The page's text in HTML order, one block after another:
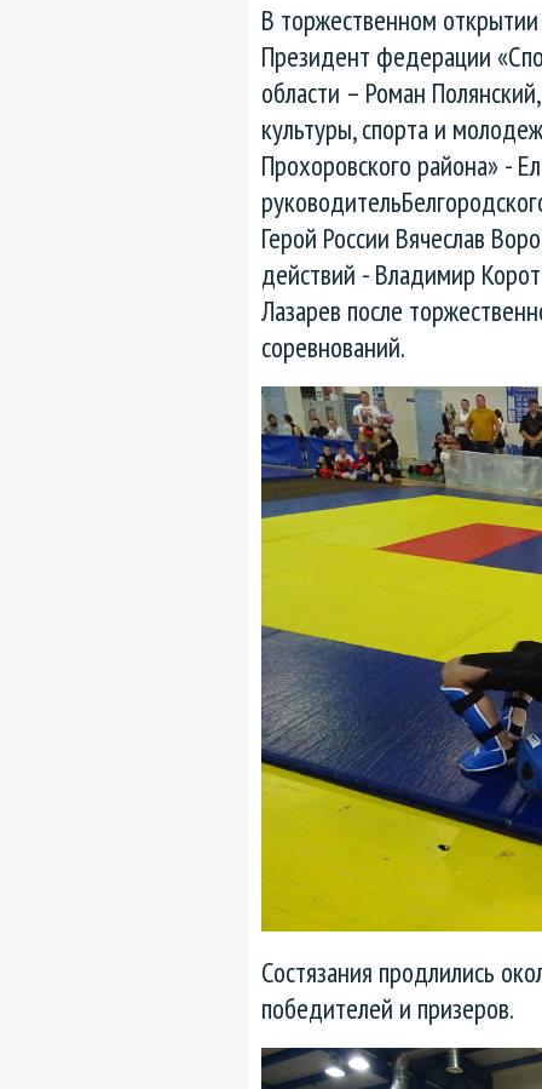
В торжественном
Президент федерации
области – Роман
культуры, спорта и
Прохоровского района» -
руководитель
Герой России Вячеслав
действий - Владимир
Лазарев после
соревнований.
Состязания продлились
победителей и призеров.